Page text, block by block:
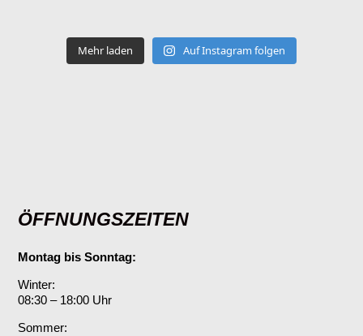
Mehr laden Auf Instagram folgen
ÖFFNUNGSZEITEN
Montag bis Sonntag:
Winter:
08:30 – 18:00 Uhr
Sommer: